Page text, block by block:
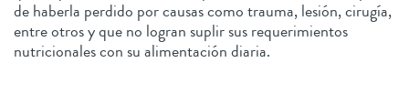
de haberla perdido por causas como trauma, lesión, cirugía,
entre otros y que no logran suplir sus requerimientos
nutricionales con su alimentación diaria.